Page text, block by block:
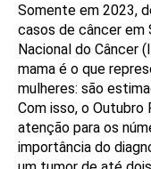
Somente em 2023,
casos de câncer em
Nacional do Câncer
mama é o que
mulheres: são
Com isso, o Outubro
atenção para os
importância do